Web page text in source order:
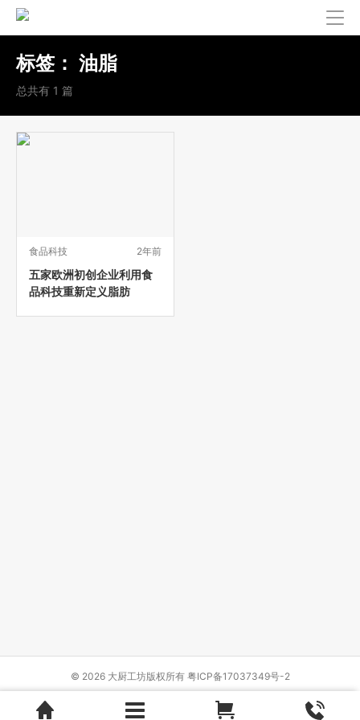
标签： 油脂
总共有 1 篇
食品科技 2年前
五家欧洲初创企业利用食
品科技重新定义脂肪
© 2026 大厨工坊版权所有 粤ICP备17037349号-2